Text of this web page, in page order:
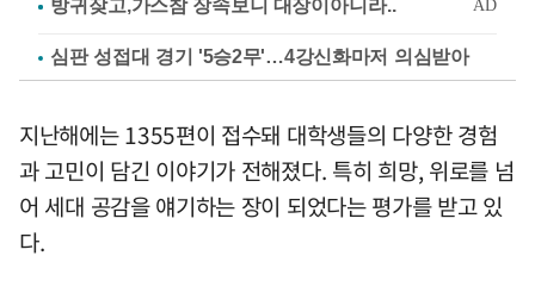
심판 성접대 경기 '5승2무'…4강신화마저 의심받아
지난해에는 1355편이 접수돼 대학생들의 다양한 경험
과 고민이 담긴 이야기가 전해졌다. 특히 희망, 위로를 넘
어 세대 공감을 얘기하는 장이 되었다는 평가를 받고 있
다.